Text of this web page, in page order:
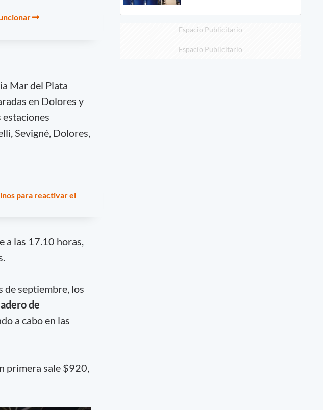
Mar del Plata
en Dolores y
estaciones
Sevigné, Dolores,
para reactivar el
a las 17.10 horas,
de septiembre, los
de
a cabo en las
primera sale $920,
Espacio Publicitario
Espacio Publicitario